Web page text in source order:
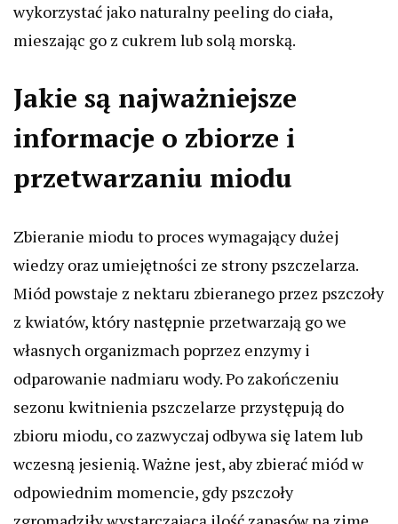
wykorzystać jako naturalny peeling do ciała,
mieszając go z cukrem lub solą morską.
Jakie są najważniejsze
informacje o zbiorze i
przetwarzaniu miodu
Zbieranie miodu to proces wymagający dużej
wiedzy oraz umiejętności ze strony pszczelarza.
Miód powstaje z nektaru zbieranego przez pszczoły
z kwiatów, który następnie przetwarzają go we
własnych organizmach poprzez enzymy i
odparowanie nadmiaru wody. Po zakończeniu
sezonu kwitnienia pszczelarze przystępują do
zbioru miodu, co zazwyczaj odbywa się latem lub
wczesną jesienią. Ważne jest, aby zbierać miód w
odpowiednim momencie, gdy pszczoły